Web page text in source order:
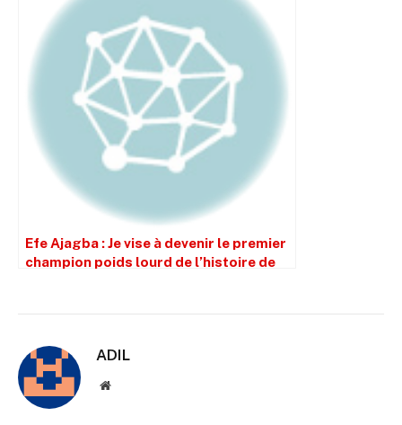
Efe Ajagba : Je vise à devenir le premier
champion poids lourd de l’histoire de
ADIL
Site